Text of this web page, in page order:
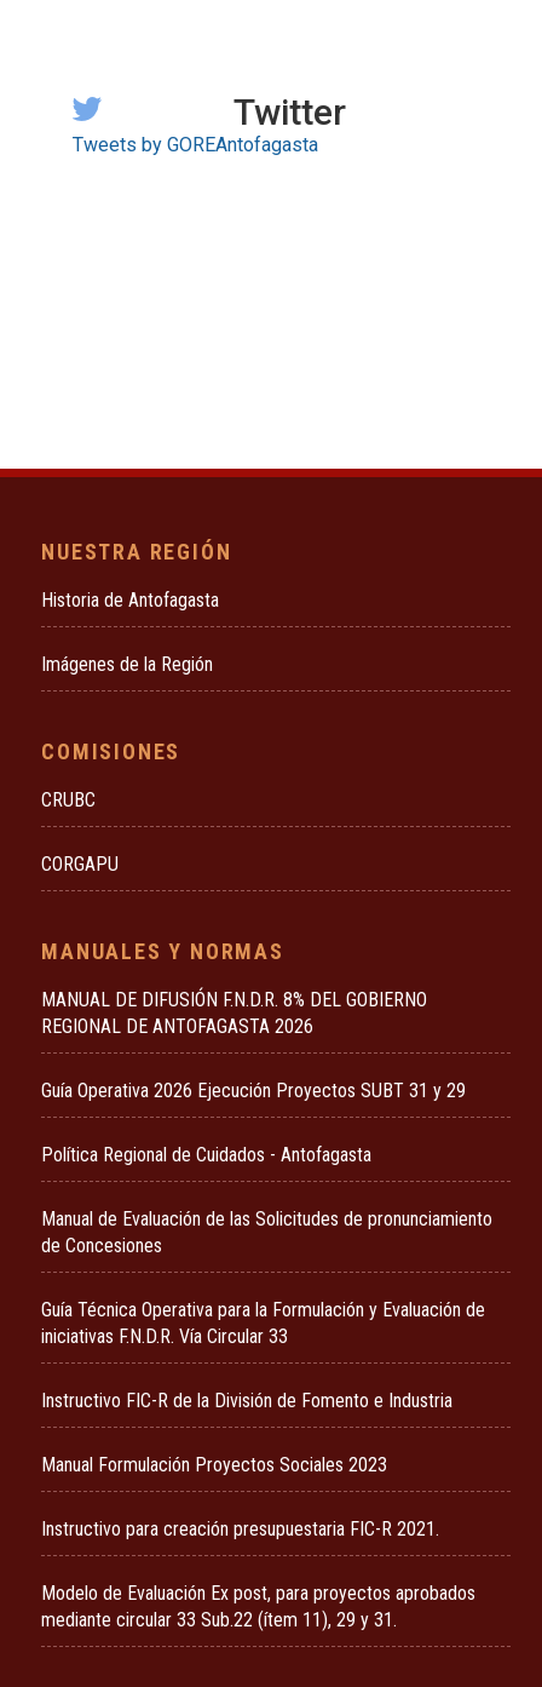
Twitter
Tweets by GOREAntofagasta
NUESTRA REGIÓN
Historia de Antofagasta
Imágenes de la Región
COMISIONES
CRUBC
CORGAPU
MANUALES Y NORMAS
MANUAL DE DIFUSIÓN F.N.D.R. 8% DEL GOBIERNO
REGIONAL DE ANTOFAGASTA 2026
Guía Operativa 2026 Ejecución Proyectos SUBT 31 y 29
Política Regional de Cuidados - Antofagasta
Manual de Evaluación de las Solicitudes de pronunciamiento
de Concesiones
Guía Técnica Operativa para la Formulación y Evaluación de
iniciativas F.N.D.R. Vía Circular 33
Instructivo FIC-R de la División de Fomento e Industria
Manual Formulación Proyectos Sociales 2023
Instructivo para creación presupuestaria FIC-R 2021.
Modelo de Evaluación Ex post, para proyectos aprobados
mediante circular 33 Sub.22 (ítem 11), 29 y 31.